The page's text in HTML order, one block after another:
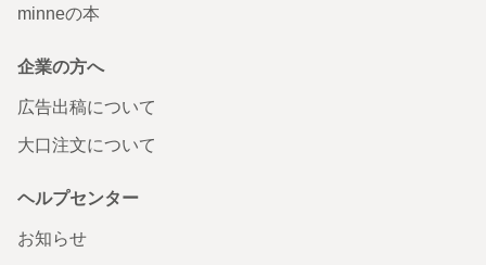
minneの本
企業の方へ
広告出稿について
大口注文について
ヘルプセンター
お知らせ